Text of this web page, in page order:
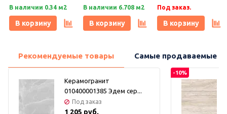
черный (001/013)
(Керамарк)
В наличии 0.34 м2
В корзину
черный (001/013)
(Керамарк)
В наличии 6.708 м2
В корзину
белый/черный
(001/013) 30,9х15,8,
Keramark (Керамарк)
Под заказ.
В корзину
Рекомендуемые товары Самые продаваемые
Керамогранит
010400001385 Эдем сер...
Под заказ
1 205 руб.
-10%